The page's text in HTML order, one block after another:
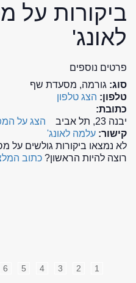
ביקורות על
לאונג'
פרטים נוספים
סוג: גורמה, מסעדת שף
טלפון: הצג טלפון
כתובת:
יבנה 23, תל אביב
הצג על
קישור: עלמה לאונג'
לא נמצאו ביקורות גולשים
רוצה להיות הראשון? כתוב
1
2
3
4
5
6